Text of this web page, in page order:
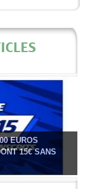
EUROS
15€ SANS